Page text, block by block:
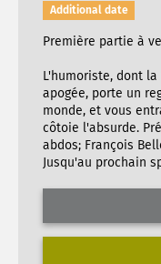
Additional date
Première partie à
L'humoriste, dont
apogée, porte un
monde, et vous
côtoie l'absurde.
abdos; François
Jusqu'au prochain